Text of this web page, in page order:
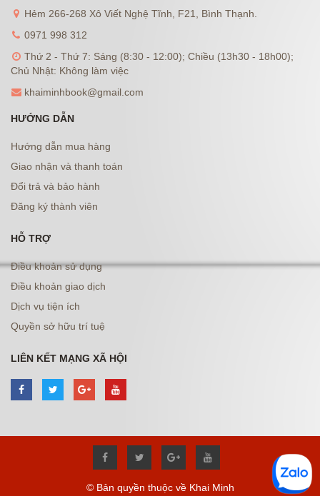
Hẻm 266-268 Xô Viết Nghệ Tĩnh, F21, Bình Thạnh.
0971 998 312
Thứ 2 - Thứ 7: Sáng (8:30 - 12:00); Chiều (13h30 - 18h00);
Chủ Nhật: Không làm việc
khaiminhbook@gmail.com
HƯỚNG DẪN
Hướng dẫn mua hàng
Giao nhận và thanh toán
Đổi trả và bảo hành
Đăng ký thành viên
HỖ TRỢ
Điều khoản sử dụng
Điều khoản giao dịch
Dịch vụ tiện ích
Quyền sở hữu trí tuệ
LIÊN KẾT MẠNG XÃ HỘI
© Bản quyền thuộc về Khai Minh